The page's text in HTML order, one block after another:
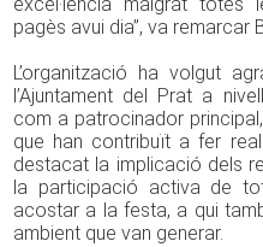
excel·lència malgrat
pagès avui dia”, va remarcar
L’organització ha volgut
l’Ajuntament del Prat a
com a patrocinador
que han contribuït a fer
destacat la implicació dels
la participació activa de
acostar a la festa, a qui
ambient que van generar.